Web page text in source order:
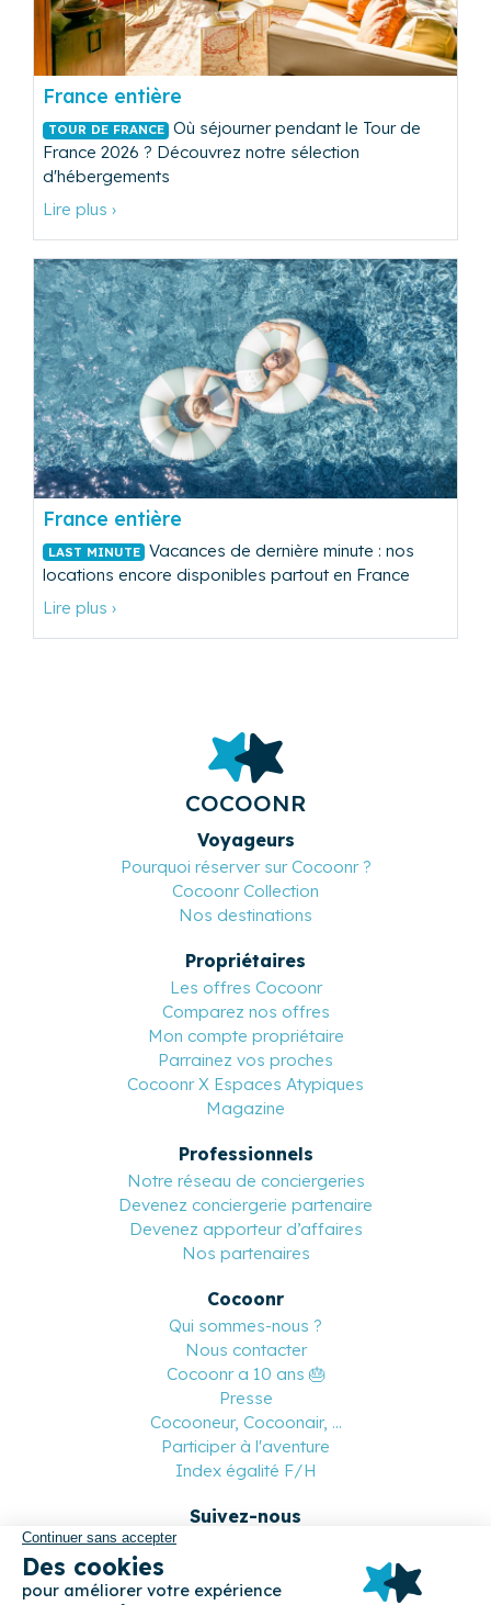
France entière
TOUR DE FRANCE
Où séjourner pendant le Tour de
France 2026 ? Découvrez notre sélection
d'hébergements
Lire plus ›
France entière
LAST MINUTE
Vacances de dernière minute : nos
locations encore disponibles partout en France
Lire plus ›
COCOONR
Voyageurs
Pourquoi réserver sur Cocoonr ?
Cocoonr Collection
Nos destinations
Propriétaires
Les offres Cocoonr
Comparez nos offres
Mon compte propriétaire
Parrainez vos proches
Cocoonr X Espaces Atypiques
Magazine
Professionnels
Notre réseau de conciergeries
Devenez conciergerie partenaire
Devenez apporteur d’affaires
Nos partenaires
Cocoonr
Qui sommes-nous ?
Nous contacter
Cocoonr a 10 ans 🎂
Presse
Cocooneur, Cocoonair, ...
Participer à l'aventure
Index égalité F/H
Suivez-nous